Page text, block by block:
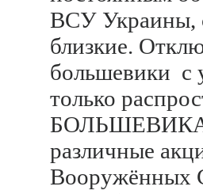
ВСУ Украины,
близкие.
большевики с
только
различные
Вооружённых